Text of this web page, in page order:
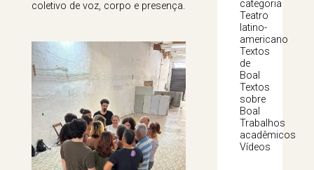
coletivo de voz, corpo e presença.
categoria
Teatro
latino-
americano
Textos
de
Boal
Textos
sobre
Boal
Trabalhos
acadêmicos
Vídeos